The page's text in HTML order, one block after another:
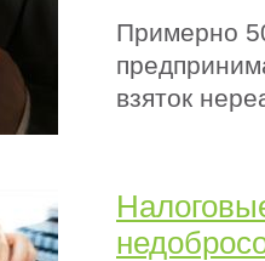
Примерно
взяток